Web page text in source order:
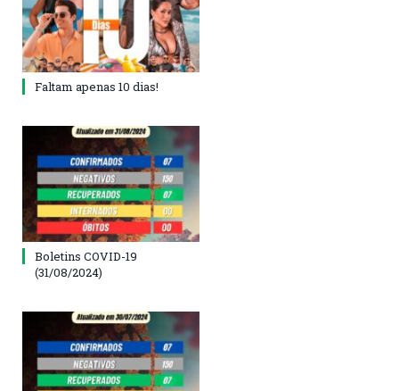
Faltam apenas 10 dias!
Boletins COVID-19
(31/08/2024)